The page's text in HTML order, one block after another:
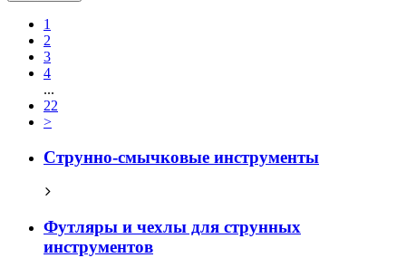
1
2
3
4
...
22
>
Струнно-смычковые инструменты
Футляры и чехлы для струнных
инструментов